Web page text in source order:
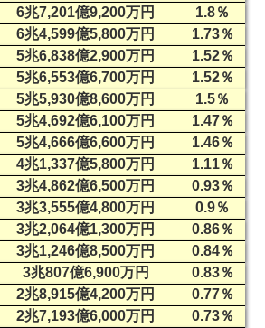
6兆7,201億9,200万円
1.8％
6兆4,599億5,800万円
1.73％
5兆6,838億2,900万円
1.52％
5兆6,553億6,700万円
1.52％
5兆5,930億8,600万円
1.5％
5兆4,692億6,100万円
1.47％
5兆4,666億6,600万円
1.46％
4兆1,337億5,800万円
1.11％
3兆4,862億6,500万円
0.93％
3兆3,555億4,800万円
0.9％
3兆2,064億1,300万円
0.86％
3兆1,246億8,500万円
0.84％
3兆807億6,900万円
0.83％
2兆8,915億4,200万円
0.77％
2兆7,193億6,000万円
0.73％